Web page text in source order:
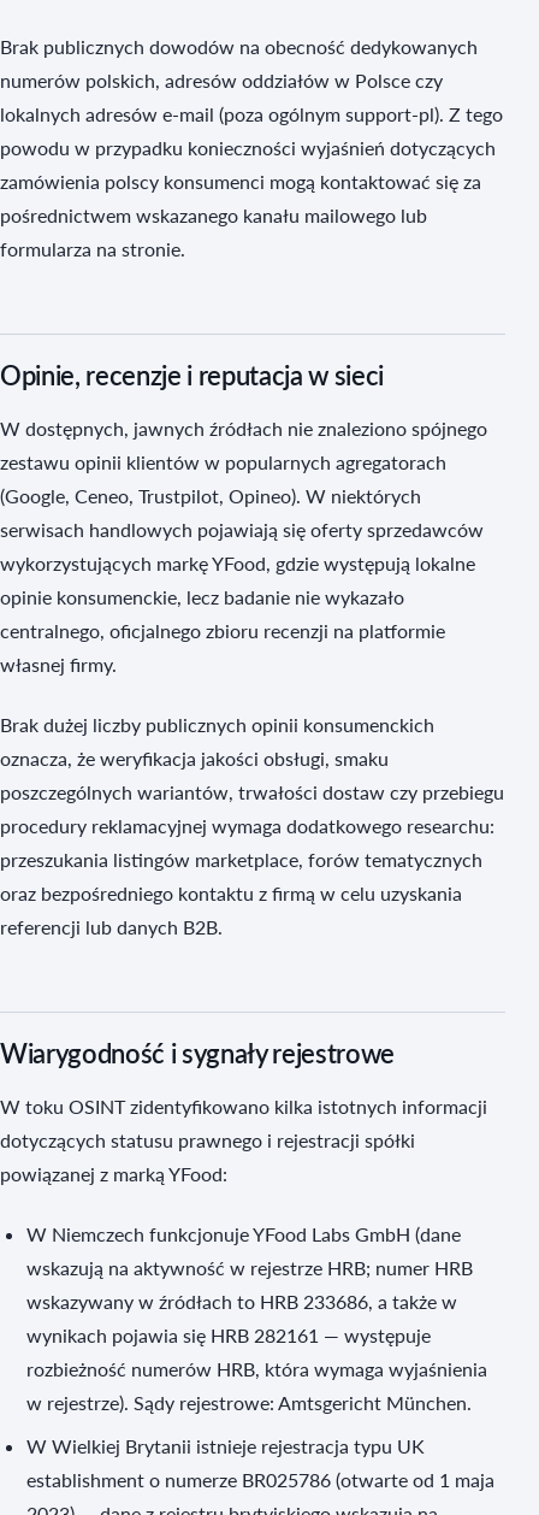
Brak publicznych dowodów na obecność dedykowanych
numerów polskich, adresów oddziałów w Polsce czy
lokalnych adresów e‑mail (poza ogólnym support‑pl). Z tego
powodu w przypadku konieczności wyjaśnień dotyczących
zamówienia polscy konsumenci mogą kontaktować się za
pośrednictwem wskazanego kanału mailowego lub
formularza na stronie.
Opinie, recenzje i reputacja w sieci
W dostępnych, jawnych źródłach nie znaleziono spójnego
zestawu opinii klientów w popularnych agregatorach
(Google, Ceneo, Trustpilot, Opineo). W niektórych
serwisach handlowych pojawiają się oferty sprzedawców
wykorzystujących markę YFood, gdzie występują lokalne
opinie konsumenckie, lecz badanie nie wykazało
centralnego, oficjalnego zbioru recenzji na platformie
własnej firmy.
Brak dużej liczby publicznych opinii konsumenckich
oznacza, że weryfikacja jakości obsługi, smaku
poszczególnych wariantów, trwałości dostaw czy przebiegu
procedury reklamacyjnej wymaga dodatkowego researchu:
przeszukania listingów marketplace, forów tematycznych
oraz bezpośredniego kontaktu z firmą w celu uzyskania
referencji lub danych B2B.
Wiarygodność i sygnały rejestrowe
W toku OSINT zidentyfikowano kilka istotnych informacji
dotyczących statusu prawnego i rejestracji spółki
powiązanej z marką YFood:
W Niemczech funkcjonuje YFood Labs GmbH (dane
wskazują na aktywność w rejestrze HRB; numer HRB
wskazywany w źródłach to HRB 233686, a także w
wynikach pojawia się HRB 282161 — występuje
rozbieżność numerów HRB, która wymaga wyjaśnienia
w rejestrze). Sądy rejestrowe: Amtsgericht München.
W Wielkiej Brytanii istnieje rejestracja typu UK
establishment o numerze BR025786 (otwarte od 1 maja